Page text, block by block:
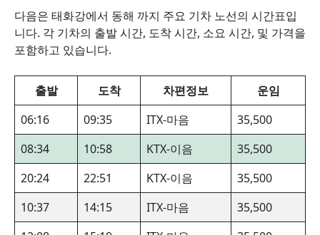
다음은 태화강에서 동해 까지 주요 기차 노선의 시간표입
니다. 각 기차의 출발 시간, 도착 시간, 소요 시간, 및 가격을
포함하고 있습니다.
출발 도착 차편정보
운임
06:16
09:35 ITX-마음
35,500
08:34
10:58 KTX-이음
35,500
20:24
22:51 KTX-이음
35,500
10:37
14:15 ITX-마음
35,500